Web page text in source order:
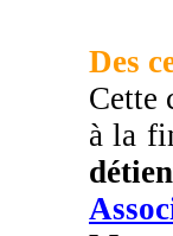
Des
Cette
à la